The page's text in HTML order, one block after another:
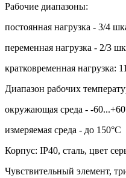
Рабочие диапазоны:
постоянная нагрузка - 3/4
переменная нагрузка - 2/3
кратковременная нагрузка:
Диапазон рабочих
окружающая среда - -60...+60
измеряемая среда - до 150°С
Корпус: IP40, сталь, цвет
Чувствительный элемент,